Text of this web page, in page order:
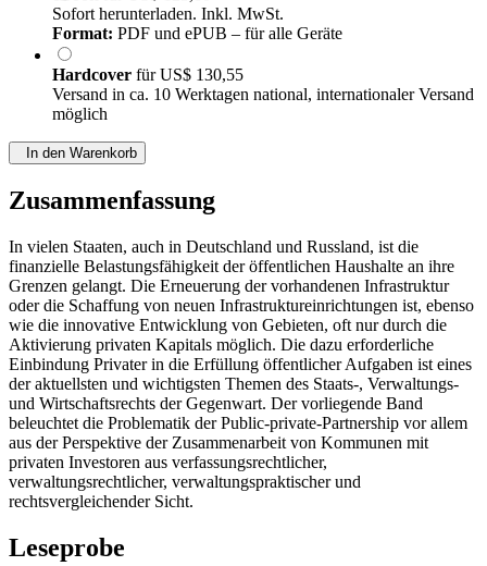
Sofort herunterladen. Inkl. MwSt.
Format: PDF und ePUB – für alle Geräte
Hardcover fürUS$ 130,55
Versand in ca. 10 Werktagen national, internationaler Versand
möglich
In den Warenkorb
Zusammenfassung
In vielen Staaten, auch in Deutschland und Russland, ist die
finanzielle Belastungsfähigkeit der öffentlichen Haushalte an ihre
Grenzen gelangt. Die Erneuerung der vorhandenen Infrastruktur
oder die Schaffung von neuen Infrastruktureinrichtungen ist, ebenso
wie die innovative Entwicklung von Gebieten, oft nur durch die
Aktivierung privaten Kapitals möglich. Die dazu erforderliche
Einbindung Privater in die Erfüllung öffentlicher Aufgaben ist eines
der aktuellsten und wichtigsten Themen des Staats-, Verwaltungs-
und Wirtschaftsrechts der Gegenwart. Der vorliegende Band
beleuchtet die Problematik der Public-private-Partnership vor allem
aus der Perspektive der Zusammenarbeit von Kommunen mit
privaten Investoren aus verfassungsrechtlicher,
verwaltungsrechtlicher, verwaltungspraktischer und
rechtsvergleichender Sicht.
Leseprobe